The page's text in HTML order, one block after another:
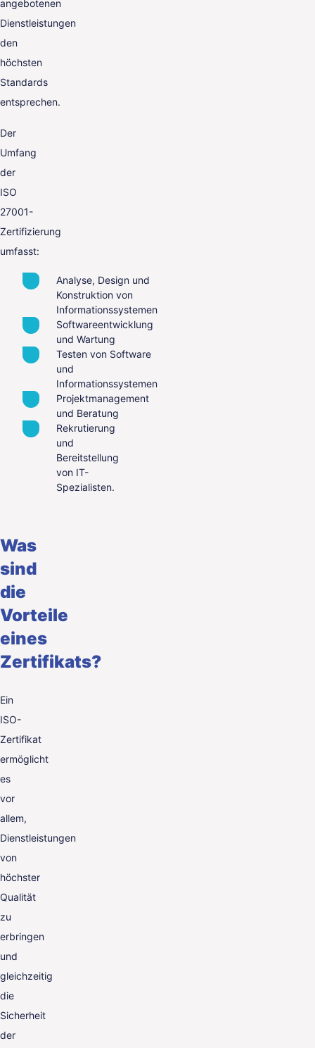
angebotenen
Dienstleistungen
den
höchsten
Standards
entsprechen.
Der
Umfang
der
ISO
27001-
Zertifizierung
umfasst:
Analyse, Design und
Konstruktion von
Informationssystemen
Softwareentwicklung
und Wartung
Testen von Software
und
Informationssystemen
Projektmanagement
und Beratung
Rekrutierung
und
Bereitstellung
von IT-
Spezialisten.
Was
sind
die
Vorteile
eines
Zertifikats?
Ein
ISO-
Zertifikat
ermöglicht
es
vor
allem,
Dienstleistungen
von
höchster
Qualität
zu
erbringen
und
gleichzeitig
die
Sicherheit
der